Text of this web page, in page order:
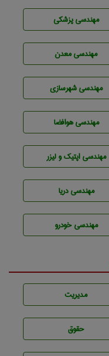
مهندسی پزشکی
مهندسی معدن
مهندسی شهرسازی
مهندسی هوافضا
مهندسی اپتیک و لیزر
مهندسی دریا
مهندسی خودرو
مديريت
حقوق